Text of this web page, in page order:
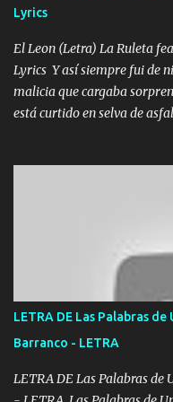
Lyrics
El Leon (Letra) La Ruleta
Lyrics Y así siempre fui de
malicia que cargaba
está curtido en selva de
Ya pasé varias hazañas ya
de este León los estatales
también la nueve que
al traicionero damos pa
pues hay charola les voy a
LETRA DE Las Palabras
Barranco - LETRA
LETRA DE Las Palabras